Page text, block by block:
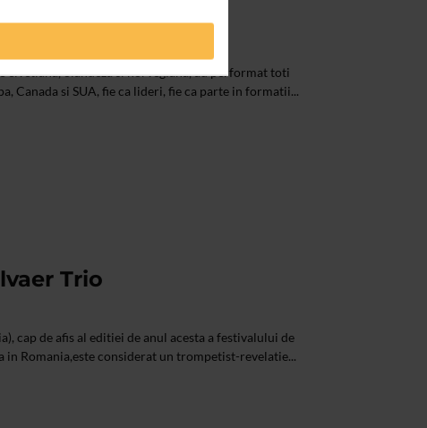
olandeza si norvegiana, au performat toti
Canada si SUA, fie ca lideri, fie ca parte in formatii...
Trio
cap de afis al editiei de anul acesta a festivalului de
in Romania,este considerat un trompetist-revelatie...